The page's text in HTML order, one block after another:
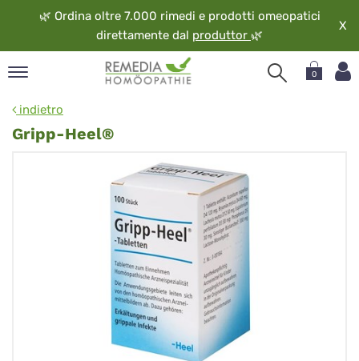
🌿 Ordina oltre 7.000 rimedi e prodotti omeopatici
direttamente dal produttor 🌿
X
0
indietro
Gripp-Heel®